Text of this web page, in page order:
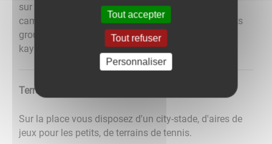
sur la Saône tous les mardi d'été (inscriptions au
camping) et des sorties sur demandes pour de petits
groupes à organiser directement avec le club (
kayak.louhans@gmail.com ou 06 86 69 24 04)
Terrain sportifs et jeux
Sur la place vous disposez d'un city-stade, d'aires de
jeux pour les petits, de terrains de tennis.
Tout accepter
Tout refuser
Personnaliser